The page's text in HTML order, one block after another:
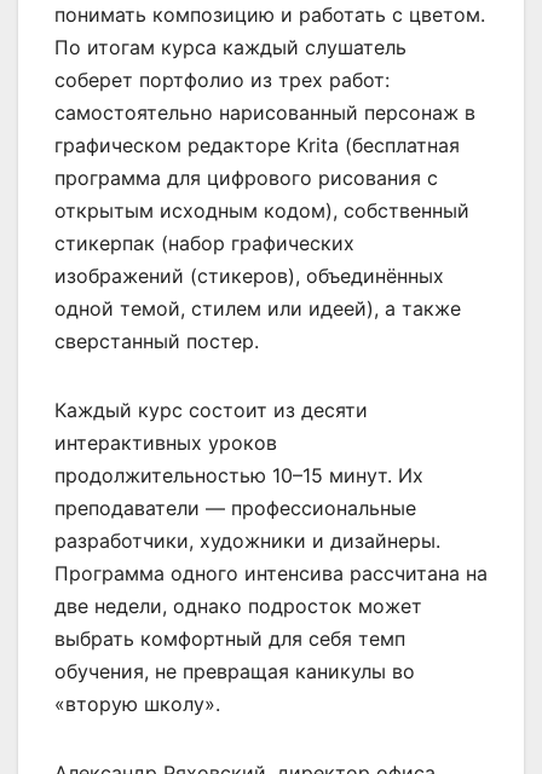
понимать композицию и работать с цветом.
По итогам курса каждый слушатель
соберет портфолио из трех работ:
самостоятельно нарисованный персонаж в
графическом редакторе Krita (бесплатная
программа для цифрового рисования с
открытым исходным кодом), собственный
стикерпак (набор графических
изображений (стикеров), объединённых
одной темой, стилем или идеей), а также
сверстанный постер.
Каждый курс состоит из десяти
интерактивных уроков
продолжительностью 10–15 минут. Их
преподаватели — профессиональные
разработчики, художники и дизайнеры.
Программа одного интенсива рассчитана на
две недели, однако подросток может
выбрать комфортный для себя темп
обучения, не превращая каникулы во
«вторую школу».